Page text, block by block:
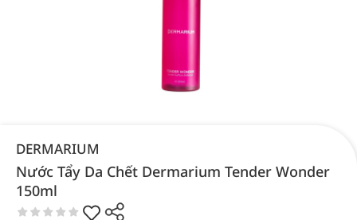
DERMARIUM
Nước Tẩy Da Chết Dermarium Tender Wonder
150ml